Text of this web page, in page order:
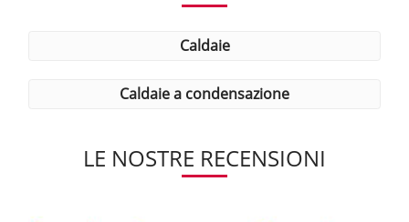
caldaie
caldaie a condensazione
LE NOSTRE RECENSIONI